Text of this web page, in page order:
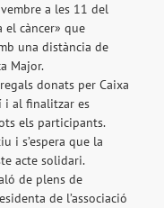
a les 11 del
el càncer» que
una distància de
Major.
donats per Caixa
i al finalitzar es
els participants.
i s’espera que la
acte solidari.
de plens de
de l’associació